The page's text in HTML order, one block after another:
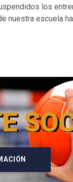
los
nuestra escuela